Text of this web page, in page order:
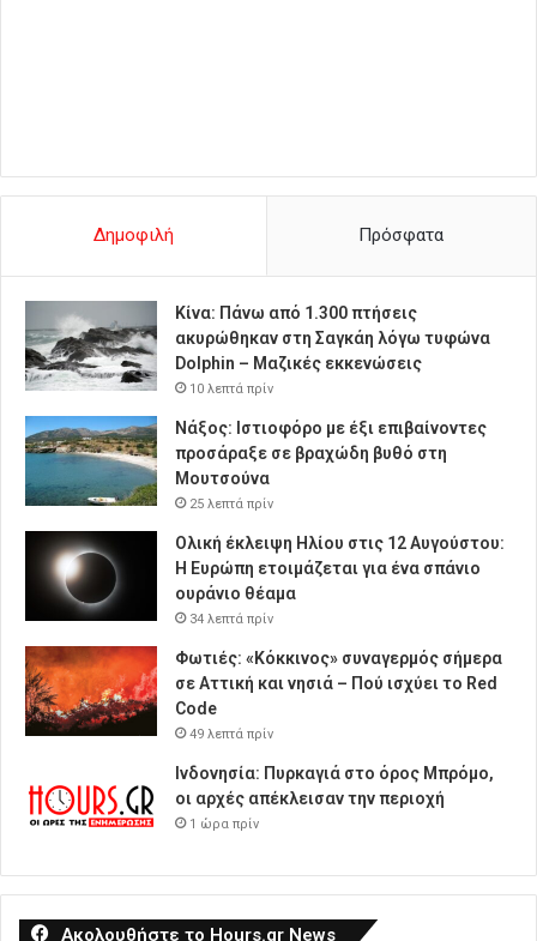
Δημοφιλή Πρόσφατα
Κίνα: Πάνω από 1.300 πτήσεις
ακυρώθηκαν στη Σαγκάη λόγω τυφώνα
Dolphin – Μαζικές εκκενώσεις
10 λεπτά πρίν
Νάξος: Ιστιοφόρο με έξι επιβαίνοντες
προσάραξε σε βραχώδη βυθό στη
Μουτσούνα
25 λεπτά πρίν
Ολική έκλειψη Ηλίου στις 12 Αυγούστου:
Η Ευρώπη ετοιμάζεται για ένα σπάνιο
ουράνιο θέαμα
34 λεπτά πρίν
Φωτιές: «Κόκκινος» συναγερμός σήμερα
σε Αττική και νησιά – Πού ισχύει το Red
Code
49 λεπτά πρίν
Ινδονησία: Πυρκαγιά στο όρος Μπρόμο,
οι αρχές απέκλεισαν την περιοχή
1 ώρα πρίν
Ακολουθήστε το Hours.gr News